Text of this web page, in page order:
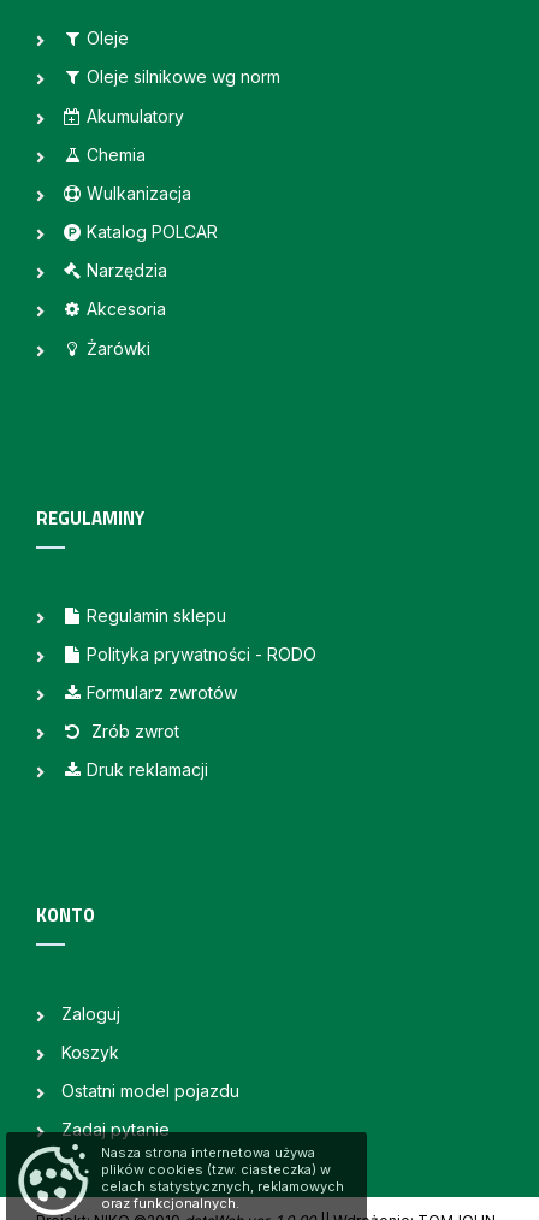
Oleje
Oleje silnikowe wg norm
Akumulatory
Chemia
Wulkanizacja
Katalog POLCAR
Narzędzia
Akcesoria
Żarówki
REGULAMINY
Regulamin sklepu
Polityka prywatności - RODO
Formularz zwrotów
Zrób zwrot
Druk reklamacji
KONTO
Zaloguj
Koszyk
Ostatni model pojazdu
Zadaj pytanie
Nasza strona internetowa używa
plików cookies (tzw. ciasteczka) w
celach statystycznych, reklamowych
oraz funkcjonalnych.